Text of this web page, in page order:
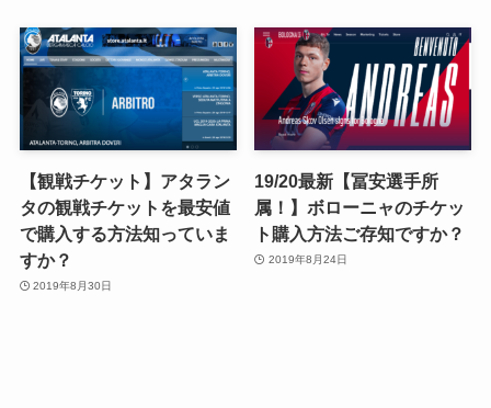
【観戦チケット】アタラン
タの観戦チケットを最安値
で購入する方法知っていま
すか？
2019年8月30日
19/20最新【冨安選手所
属！】ボローニャのチケッ
ト購入方法ご存知ですか？
2019年8月24日